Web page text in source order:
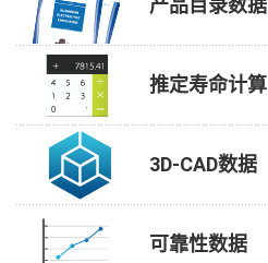
产品目录数据
推定寿命计算
3D-CAD数据
可靠性数据